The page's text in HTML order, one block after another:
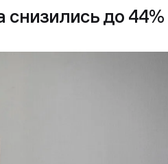
снизились до 44%